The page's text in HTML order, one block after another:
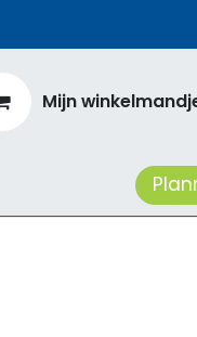
Mijn